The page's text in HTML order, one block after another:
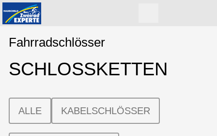
Fahrradschlösser
SCHLOSSKETTEN
ALLE KABELSCHLÖSSER